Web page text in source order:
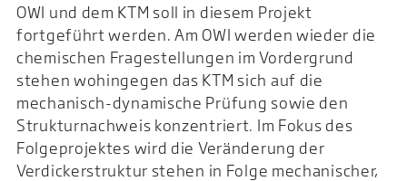
OWI und dem KTM soll in diesem Projekt
fortgeführt werden. Am OWI werden wieder die
chemischen Fragestellungen im Vordergrund
stehen wohingegen das KTM sich auf die
mechanisch-dynamische Prüfung sowie den
Strukturnachweis konzentriert. Im Fokus des
Folgeprojektes wird die Veränderung der
Verdickerstruktur stehen in Folge mechanischer,